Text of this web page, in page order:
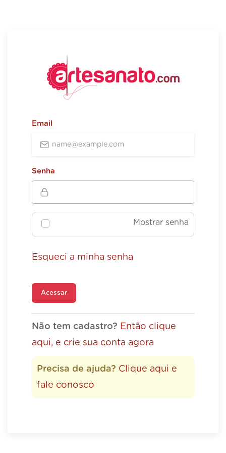
Email
Senha
Mostrar senha
Esqueci a minha senha
Acessar
Não tem cadastro? Então clique
aqui, e crie sua conta agora
Precisa de ajuda? Clique aqui e
fale conosco